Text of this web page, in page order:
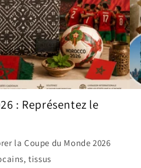
: Représentez le
la Coupe du Monde 2026
tissus